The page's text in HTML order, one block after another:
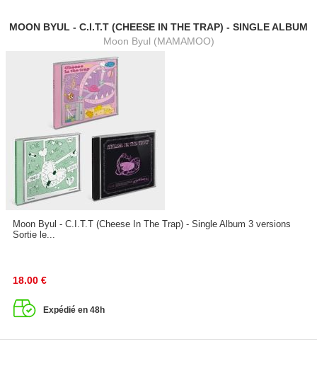
MOON BYUL - C.I.T.T (CHEESE IN THE TRAP) - SINGLE ALBUM
Moon Byul (MAMAMOO)
Moon Byul - C.I.T.T (Cheese In The Trap) - Single Album 3 versions
Sortie le...
18.00 €
Expédié en 48h